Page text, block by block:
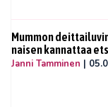
Mummon
naisen kannattaa
Janni Tamminen |